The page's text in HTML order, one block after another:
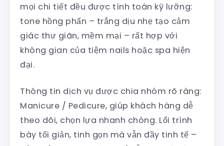
mọi chi tiết đều được tính toán kỹ lưỡng:
tone hồng phấn – trắng dịu nhẹ tạo cảm
giác thư giãn, mềm mại – rất hợp với
không gian của tiệm nails hoặc spa hiện
đại.
Thông tin dịch vụ được chia nhóm rõ ràng:
Manicure / Pedicure, giúp khách hàng dễ
theo dõi, chọn lựa nhanh chóng. Lối trình
bày tối giản, tinh gọn mà vẫn đầy tinh tế –